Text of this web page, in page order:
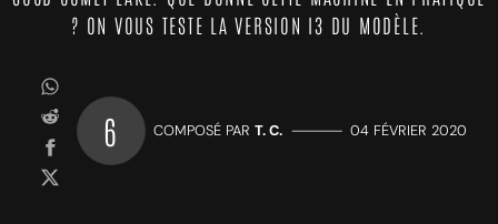
? ON VOUS TESTE LA VERSION I3 DU MODÈLE.
6 COMPOSÉ PAR T. C. ————— 04 FÉVRIER 2020